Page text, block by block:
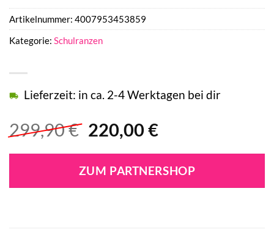
299,90€ Ursprünglicher
war:
299,90 €
220,00 €Aktueller
ist:
220,00 €.
Lieferzeit: in ca. 2-4 Werktagen bei dir
ZUM PARTNERSHOP
Artikelnummer: 4007953453859
Kategorie: Schulranzen